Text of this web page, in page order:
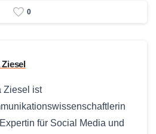
0
Ziesel
Ziesel ist
für Social Media und